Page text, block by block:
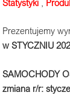
Prezentujemy
w STYCZNIU
SAMOCHODY
zmiana r/r: